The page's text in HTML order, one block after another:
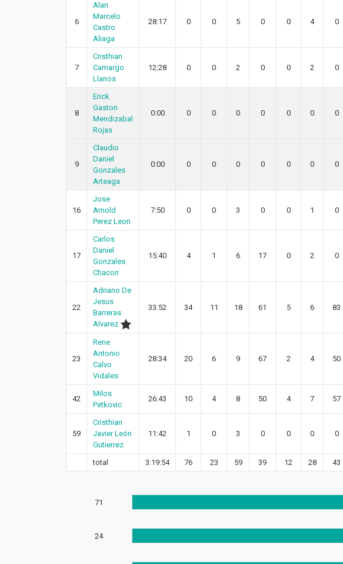
6
Alan
Marcelo
Castro
Aliaga
28:17 0 0 5 0 0 4 0
7
Cristhian
Camargo
Llanos
12:28 0 0 2 0 0 2 0
8
Erick
Gaston
Mendizabal
Rojas
0:00 0 0 0 0 0 0 0
9
Claudio
Daniel
Gonzales
Arteaga
0:00 0 0 0 0 0 0 0
16
Jose
Arnold
Perez Leon
7:50 0 0 3 0 0 1 0
17
Carlos
Daniel
Gonzales
Chacon
15:40 4 1 6 17 0 2 0
22
Adriano De
Jesus
Barreras
Alvarez
33:52 34 11 18 61 5 6 83
23
Rene
Antonio
Calvo
Vidales
28:34 20 6 9 67 2 4 50
42
Milos
Petkovic
26:43 10 4 8 50 4 7 57
59
Cristhian
Javier León
Gutierrez
11:42 1 0 3 0 0 0 0
total 3:19:54 76 23 59 39 12 28 43
71
24